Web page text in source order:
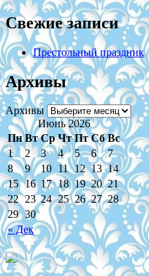
Свежие записи
Престольный праздник
Архивы
Архивы
Июнь 2026
Пн Вт Ср Чт Пт Сб Вс
« Дек
1 2 3 4 5 6
7
8
9 10 11 12 13 14
15 16 17 18 19 20 21
22 23 24 25 26 27 28
29 30